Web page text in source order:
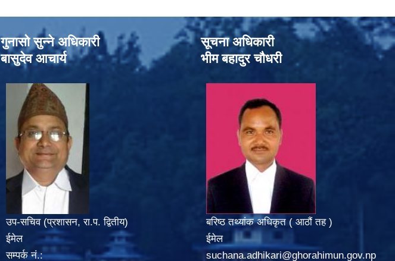
गुनासो सुन्‍ने अधिकारी
बासुदेव आचार्य
उप-सचिव (प्रशासन, रा.प. द्वितीय)
ईमेल
सम्पर्क नं.:
सूचना अधिकारी
भीम बहादुर चौधरी
बरिष्ठ तथ्यांक अधिकृत ( आठौं तह )
ईमेल
suchana.adhikari@ghorahimun.gov.np